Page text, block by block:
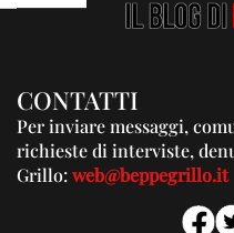
CONTATTI
Per inviare messaggi,
richieste di interviste,
Grillo:web@beppegrillo.it